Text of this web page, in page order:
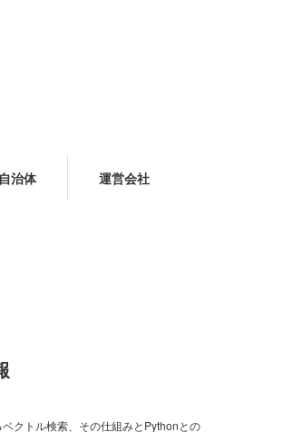
自治体 運営会社
クトル検索、その仕組みとPythonとの